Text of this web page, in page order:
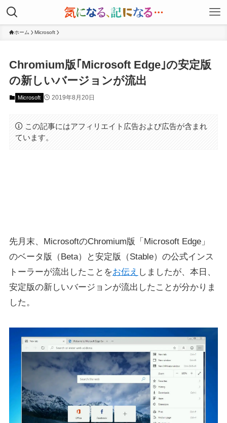
ホーム Microsoft
Chromium版｢Microsoft Edge｣の安定版
の新しいバージョンが流出
Microsoft 2019年8月20日
この記事にはアフィリエイト広告および広告が含まれ
ています。
先月末、MicrosoftのChromium版「Microsoft Edge」
のベータ版（Beta）と安定版（Stable）の公式インス
トーラーが流出したことをお伝え しましたが、本日、
安定版の新しいバージョンが流出したことが分かりま
した。